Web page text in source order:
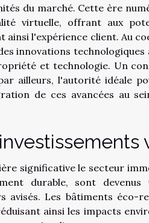
du marché. Cette ère
virtuelle, offrant aux
ainsi l'expérience client. Au
innovations technologiques
et technologie. Un
ailleurs, l'autorité idéale
de ces avancées au
significative le secteur
durable, sont
Les bâtiments éco-
ainsi les impacts